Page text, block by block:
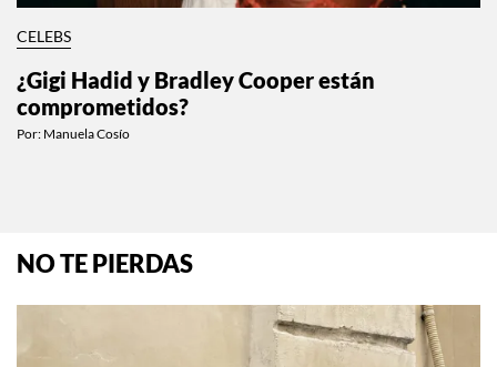
CELEBS
¿Gigi Hadid y Bradley Cooper están
comprometidos?
Por: Manuela Cosío
NO TE PIERDAS